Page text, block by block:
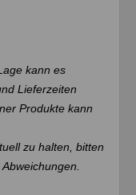
kann es
Lieferzeiten
Produkte kann
zu halten, bitten